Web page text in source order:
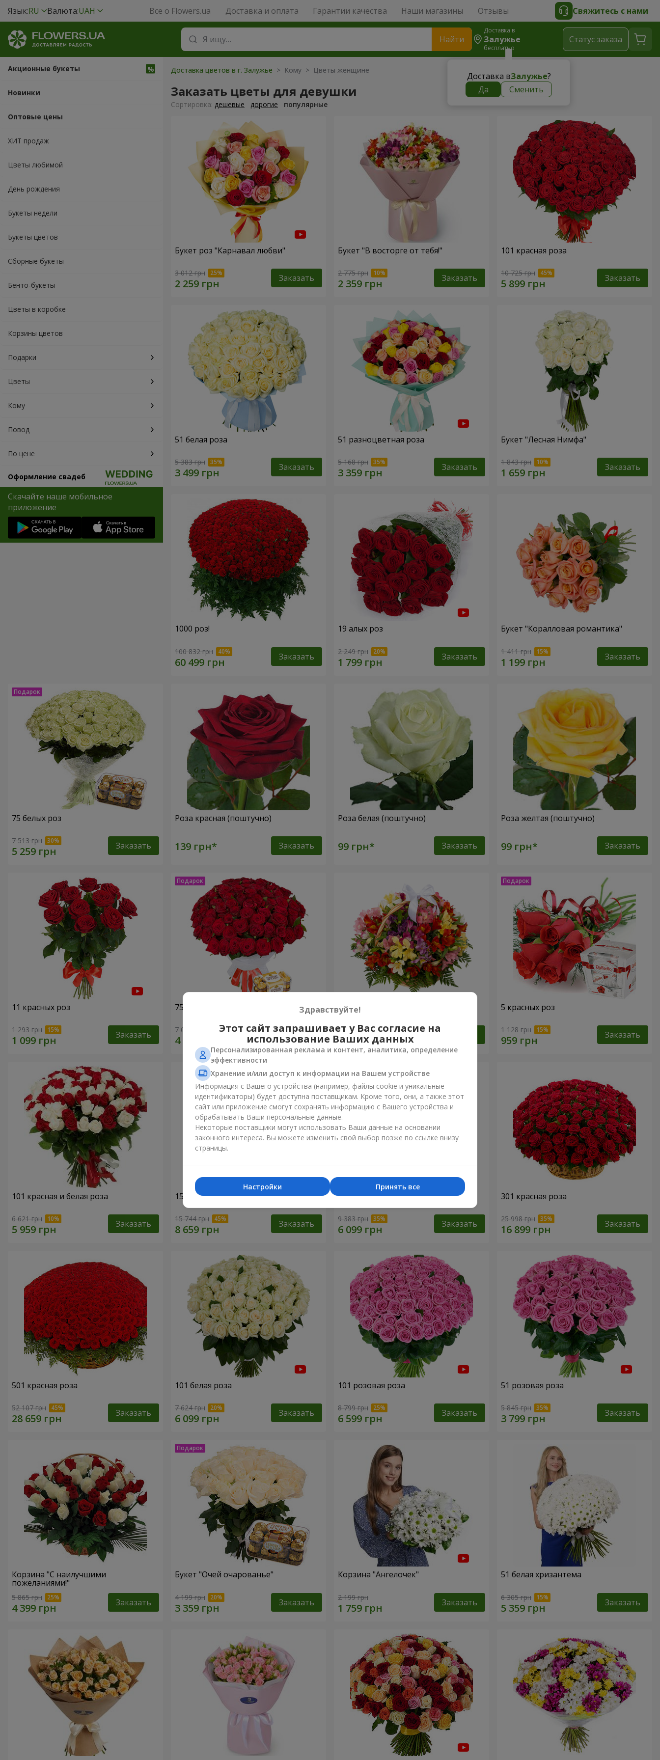
Язык:RU Валюта:UAH Все о Flowers.ua Доставка и оплата Гарантии качества Наши магазины Отзывы Свяжитесь с нами
Найти
Доставка в
Залужье
бесплатно
Доставка вЗалужье?
Да
Сменить
Cтатус заказа
Акционные букеты
Новинки
Оптовые цены
ХИТ продаж
Цветы любимой
День рождения
Букеты недели
Букеты цветов
Сборные букеты
Бенто-букеты
Цветы в коробке
Корзины цветов
Подарки
Цветы
Кому
Повод
По цене
Оформление свадеб
Скачайте наше мобильное
приложение
Доставка цветов в г. Залужье > Кому > Цветы женщине
Заказать цветы для девушки
Cортировка: дешевые дорогие популярные
Букет роз "Карнавал любви"
3 012 грн Заказать
Букет "В восторге от тебя!"
2 775 грн Заказать
101 красная роза
10 725 грн Заказать
51 белая роза
5 383 грн Заказать
51 разноцветная роза
5 168 грн Заказать
Букет "Лесная Нимфа"
1 843 грн Заказать
1000 роз!
100 832 грн Заказать
19 алых роз
2 249 грн Заказать
Букет "Коралловая романтика"
1 411 грн Заказать
75 белых роз
7 513 грн Заказать
Роза красная (поштучно)
Заказать
Роза белая (поштучно)
Заказать
Роза желтая (поштучно)
Заказать
11 красных роз
1 293 грн Заказать
75 красных роз
7 084 грн Заказать
Корзина альстромерий "Акварель"
3 646 грн
5 красных роз
1 128 грн Заказать
101 красная и белая роза
6 621 грн Заказать
151 красная роза
15 744 грн Заказать
101 разноцветная роза
9 383 грн Заказать
301 красная роза
25 998 грн Заказать
501 красная роза
52 107 грн Заказать
101 белая роза
7 624 грн Заказать
101 розовая роза
8 799 грн Заказать
51 розовая роза
5 845 грн Заказать
Корзина "С наилучшими
пожеланиями!"
5 865 грн Заказать
Букет "Очей очарованье"
4 199 грн Заказать
Корзина "Ангелочек"
2 199 грн Заказать
51 белая хризантема
6 305 грн Заказать
Здравствуйте!
Этот сайт запрашивает у Вас согласие на
использование Ваших данных
Персонализированная реклама и контент, аналитика, определение
эффективности
Хранение и/или доступ к информации на Вашем устройстве
Информация с Вашего устройства (например, файлы cookie и уникальные
идентификаторы) будет доступна поставщикам. Кроме того, они, а также этот
сайт или приложение смогут сохранять информацию с Вашего устройства и
обрабатывать Ваши персональные данные.
Некоторые поставщики могут использовать Ваши данные на основании
законного интереса. Вы можете изменить свой выбор позже по ссылке внизу
страницы.
Принять все
Настройки